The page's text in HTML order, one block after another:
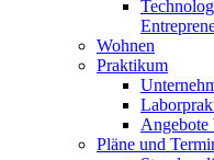
Wohnen
Praktikum
Angebote
Pläne und